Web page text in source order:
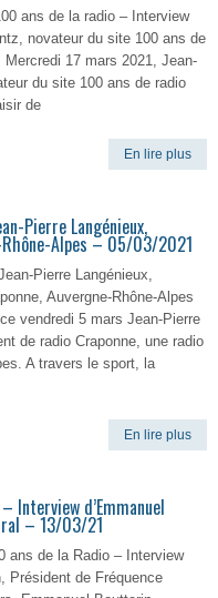
ans de la radio – Interview
novateur du site 100 ans de
17 mars 2021, Jean-
du site 100 ans de radio
de
En lire plus
Pierre Langénieux,
Alpes – 05/03/2021
Pierre Langénieux,
Auvergne-Rhône-Alpes
vendredi 5 mars Jean-Pierre
de radio Craponne, une radio
A travers le sport, la
En lire plus
Interview d’Emmanuel
– 13/03/21
ans de la Radio – Interview
Président de Fréquence